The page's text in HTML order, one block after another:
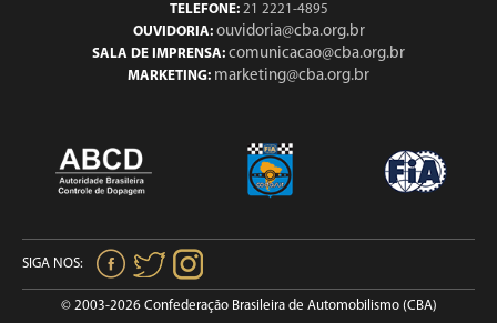
TELEFONE:21 2221-4895
OUVIDORIA: ouvidoria@cba.org.br
SALA DE IMPRENSA: comunicacao@cba.org.br
MARKETING: marketing@cba.org.br
SIGA NOS:
© 2003-2026 Confederação Brasileira de Automobilismo (CBA)